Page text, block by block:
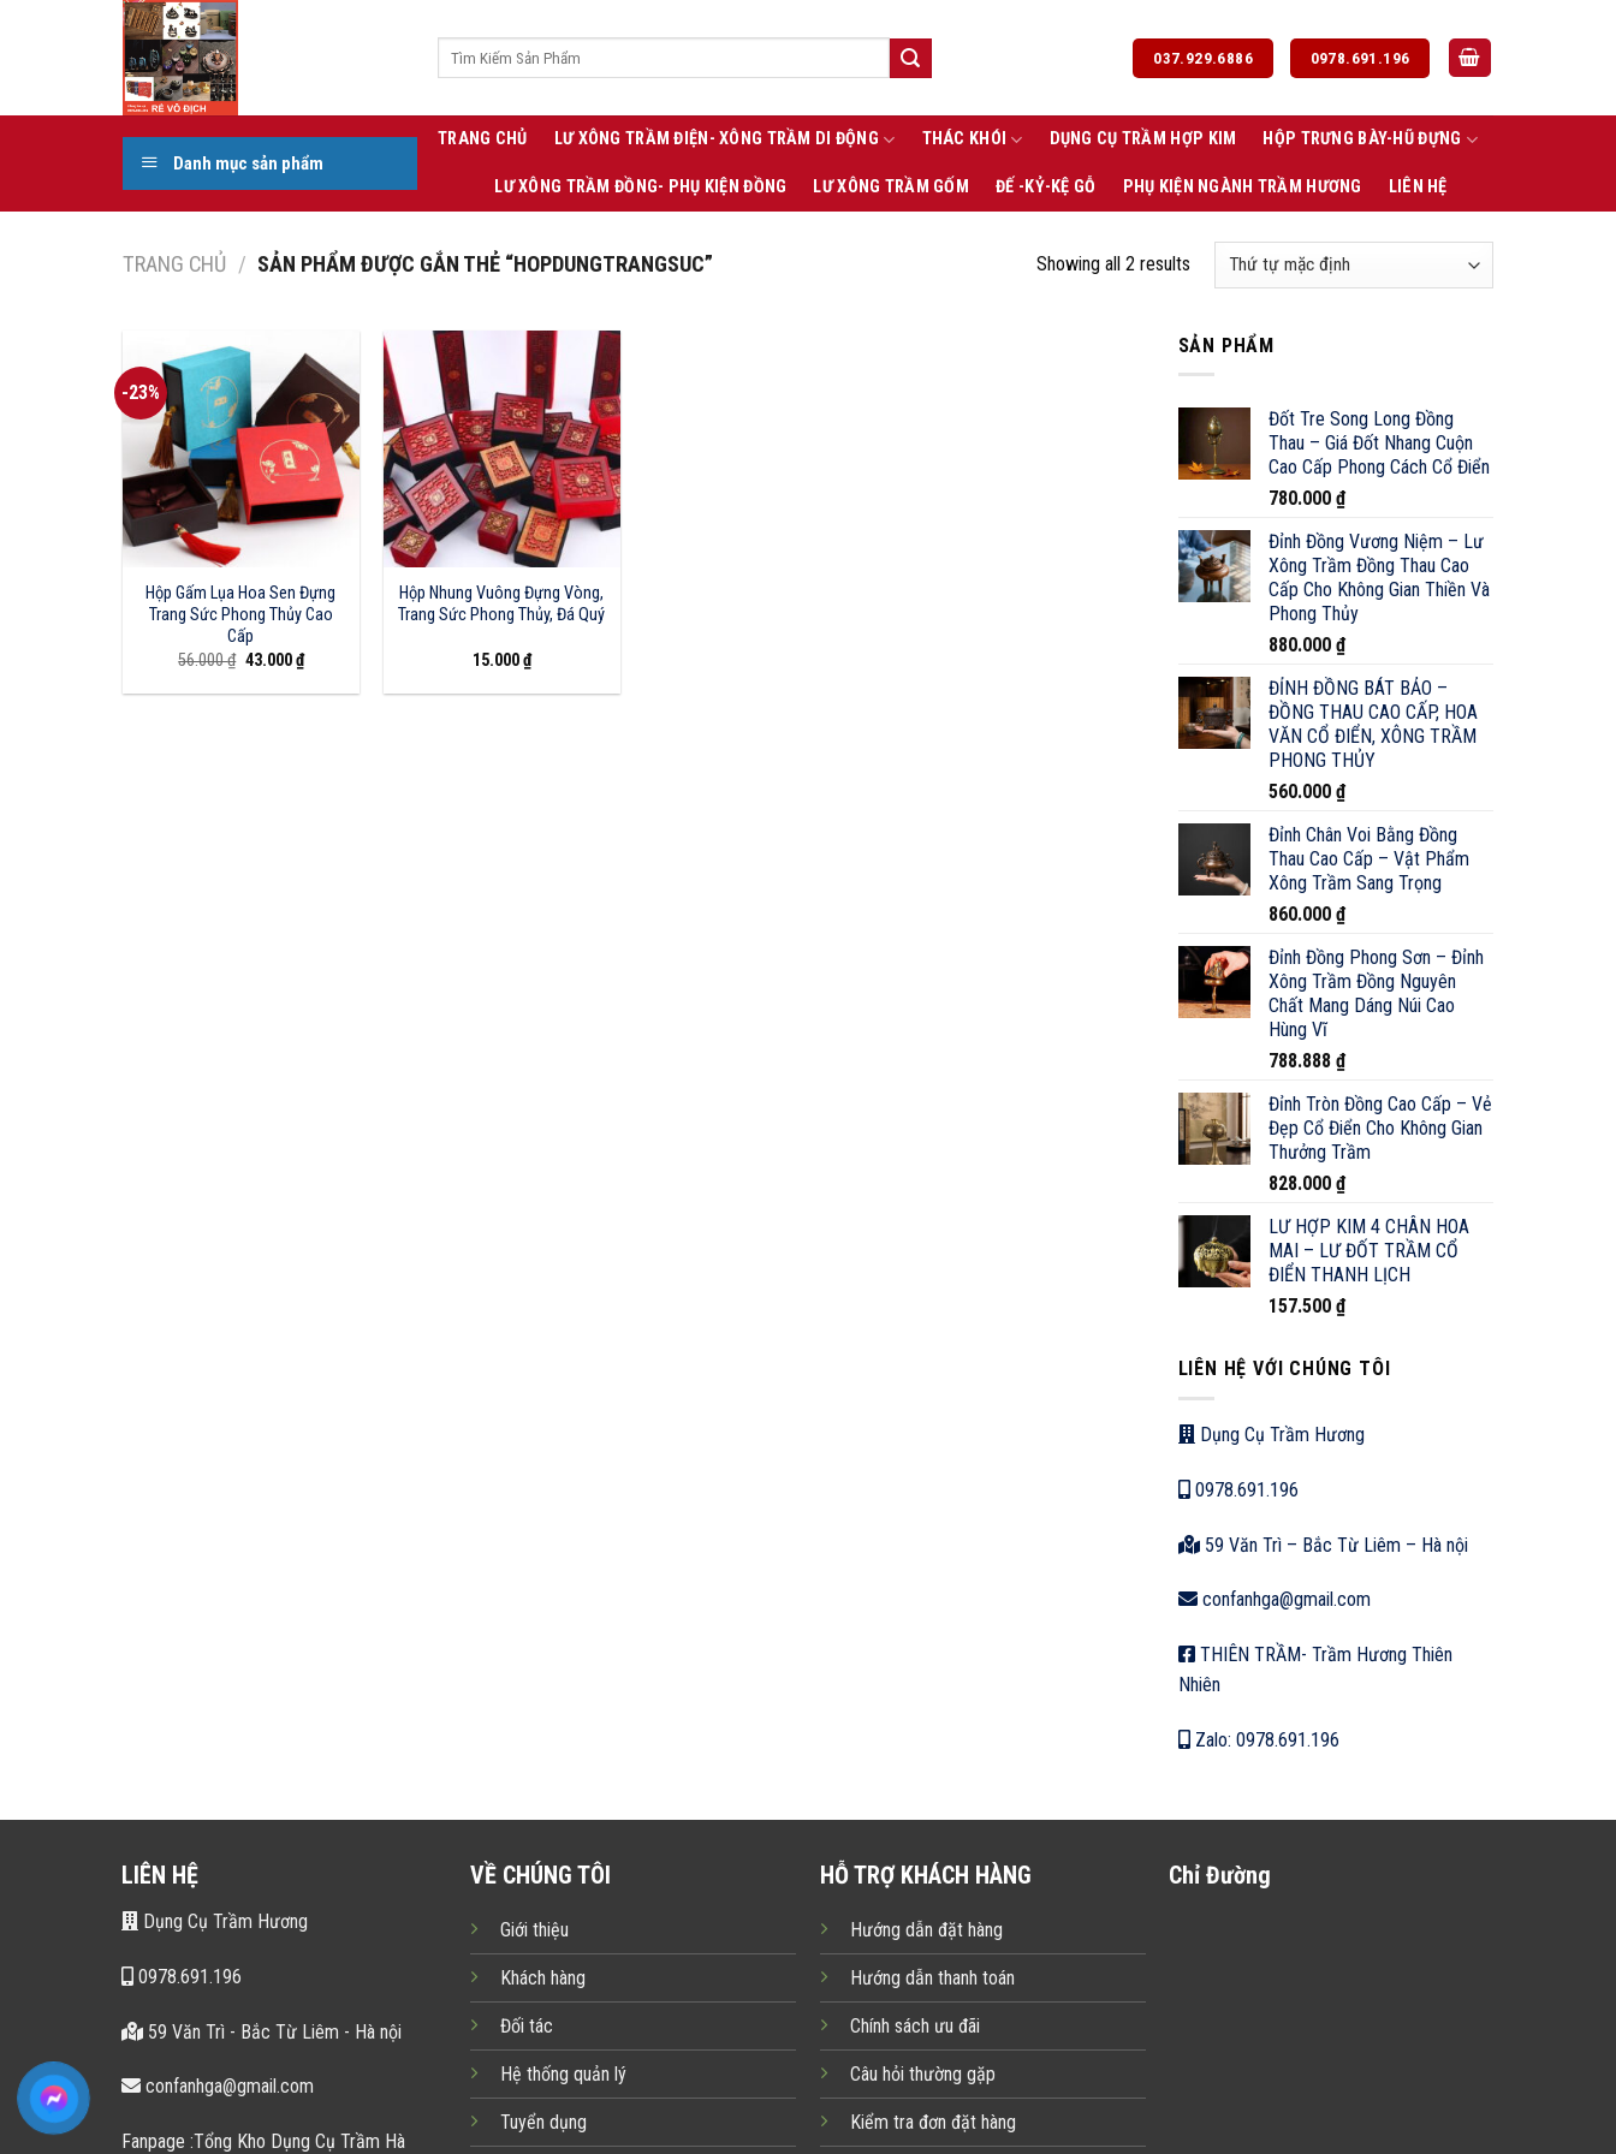
037.929.6886 0978.691.196
Danh mục sản phẩm
TRANG CHỦ LƯ XÔNG TRẦM ĐIỆN- XÔNG TRẦM DI ĐỘNG THÁC KHÓI DỤNG CỤ TRẦM HỢP KIM HỘP TRƯNG BÀY-HŨ ĐỰNG
LƯ XÔNG TRẦM ĐỒNG- PHỤ KIỆN ĐỒNG LƯ XÔNG TRẦM GỐM ĐẾ -KỶ-KỆ GỖ PHỤ KIỆN NGÀNH TRẦM HƯƠNG LIÊN HỆ
TRANG CHỦ / SẢN PHẨM ĐƯỢC GẮN THẺ “HOPDUNGTRANGSUC” Showing all 2 results
-23%
Hộp Gấm Lụa Hoa Sen Đựng
Trang Sức Phong Thủy Cao
Cấp
56.000₫ Giá
là:
43.000₫Giá
hiện
tại
Hộp Nhung Vuông Đựng Vòng,
Trang Sức Phong Thủy, Đá Quý
15.000₫
SẢN PHẨM
Đốt Tre Song Long Đồng
Thau – Giá Đốt Nhang Cuộn
Cao Cấp Phong Cách Cổ Điển
780.000 ₫
Đỉnh Đồng Vương Niệm – Lư
Xông Trầm Đồng Thau Cao
Cấp Cho Không Gian Thiền Và
Phong Thủy
880.000 ₫
ĐỈNH ĐỒNG BÁT BẢO –
ĐỒNG THAU CAO CẤP, HOA
VĂN CỔ ĐIỂN, XÔNG TRẦM
PHONG THỦY
560.000 ₫
Đỉnh Chân Voi Bằng Đồng
Thau Cao Cấp – Vật Phẩm
Xông Trầm Sang Trọng
860.000 ₫
Đỉnh Đồng Phong Sơn – Đỉnh
Xông Trầm Đồng Nguyên
Chất Mang Dáng Núi Cao
Hùng Vĩ
788.888 ₫
Đỉnh Tròn Đồng Cao Cấp – Vẻ
Đẹp Cổ Điển Cho Không Gian
Thưởng Trầm
828.000 ₫
LƯ HỢP KIM 4 CHÂN HOA
MAI – LƯ ĐỐT TRẦM CỔ
ĐIỂN THANH LỊCH
157.500 ₫
LIÊN HỆ VỚI CHÚNG TÔI
Dụng Cụ Trầm Hương
0978.691.196
59 Văn Trì – Bắc Từ Liêm – Hà nội
confanhga@gmail.com
THIÊN TRẦM- Trầm Hương Thiên
Nhiên
Zalo: 0978.691.196
LIÊN HỆ
Dụng Cụ Trầm Hương
0978.691.196
59 Văn Trì - Bắc Từ Liêm - Hà nội
confanhga@gmail.com
Fanpage :Tổng Kho Dụng Cụ Trầm Hà
VỀ CHÚNG TÔI
Giới thiệu
Khách hàng
Đối tác
Hệ thống quản lý
Tuyển dụng
HỖ TRỢ KHÁCH HÀNG
Hướng dẫn đặt hàng
Hướng dẫn thanh toán
Chính sách ưu đãi
Câu hỏi thường gặp
Kiểm tra đơn đặt hàng
Chỉ Đường